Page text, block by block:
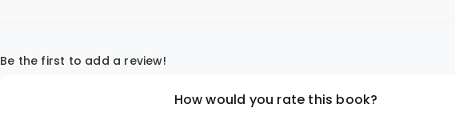
Be the first to add a review!
How would you rate this book?